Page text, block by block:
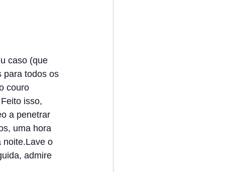
caso (que
para todos os
couro
isso,
a penetrar
uma hora
noite.Lave o
admire